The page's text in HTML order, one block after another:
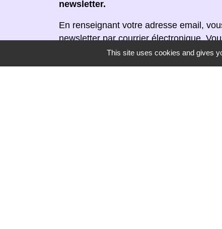
newsletter.
En renseignant votre adresse email,
newsletter par courrier électronique.
moment en cliquant dans un lien de
réceptionnée.
This site uses cookies and gives